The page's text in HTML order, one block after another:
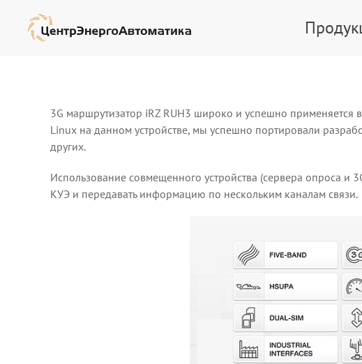
3G маршрутизатор iRZ RUH3 широко и успешно применяется
Linux на данном устройстве, мы успешно портировали
других.
Использование совмещенного устройства (сервера опроса и
КУЭ и передавать информацию по нескольким каналам связи.